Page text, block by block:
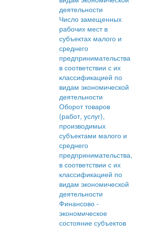
деятельности
Число замещенных
рабочих мест в
субъектах малого и
среднего
предпринимательства
в соответствии с их
классификацией по
видам экономической
деятельности
Оборот товаров
(работ, услуг),
производимых
субъектами малого и
среднего
предпринимательства,
в соответствии с их
классификацией по
видам экономической
деятельности
Финансово -
экономическое
состояние субъектов